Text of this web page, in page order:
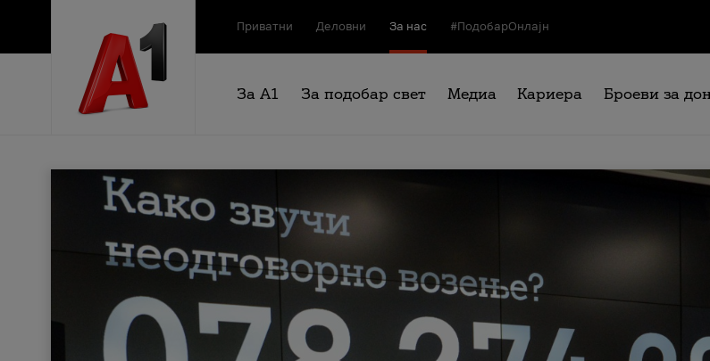
Приватни Деловни За нас #ПодобарОнлајн
За А1 За подобар свет Медиа Кариера Броеви за